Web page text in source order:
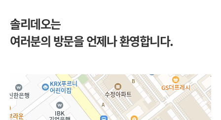
솔리데오는
여러분의 방문을 언제나 환영합니다.